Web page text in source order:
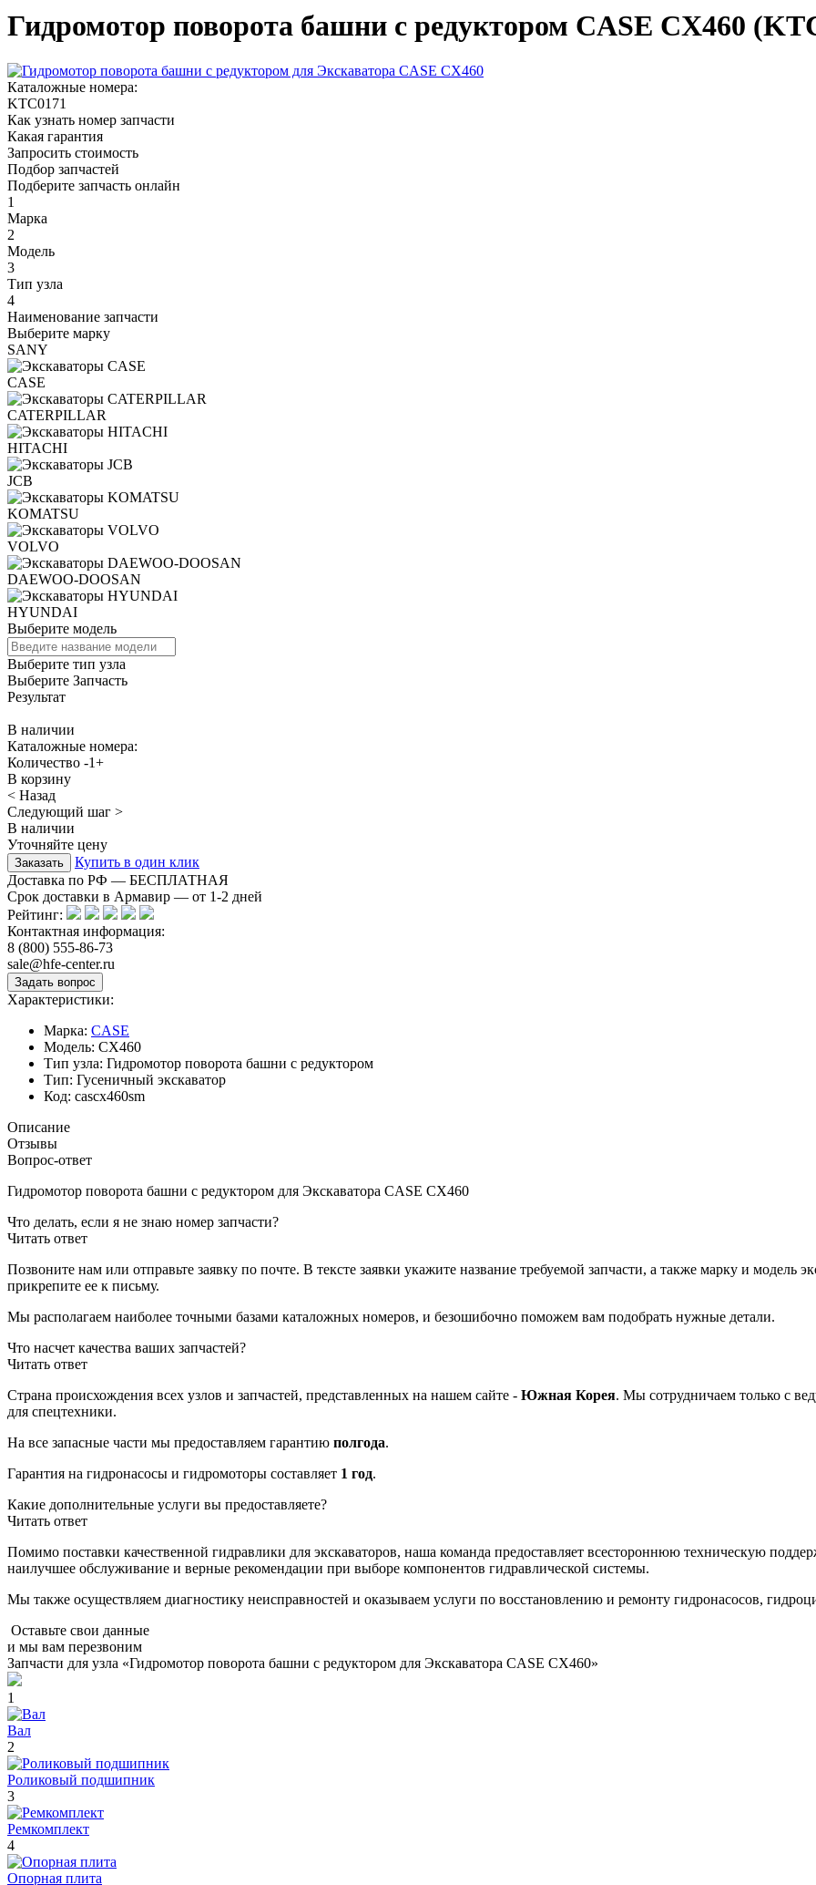
Гидромотор поворота башни с редуктором CASE CX460
Каталожные номера:
KTC0171
Как узнать номер запчасти
Какая гарантия
Запросить стоимость
Подбор запчастей
Подберите запчасть онлайн
1
Марка
2
Модель
3
Тип узла
4
Наименование запчасти
Выберите марку
SANY
CASE
CATERPILLAR
HITACHI
JCB
KOMATSU
VOLVO
DAEWOO-DOOSAN
HYUNDAI
Выберите модель
Выберите тип узла
Выберите Запчасть
Результат
В наличии
Каталожные номера:
Количество -1+
В корзину
< Назад
Следующий шаг >
В наличии
Уточняйте цену
Купить в один клик
Доставка по РФ — БЕСПЛАТНАЯ
Срок доставки в Армавир — от 1-2 дней
Рейтинг:
Контактная информация:
8 (800) 555-86-73
sale@hfe-center.ru
Характеристики:
Марка: CASE
Модель: CX460
Тип узла: Гидромотор поворота башни с редуктором
Тип: Гусеничный экскаватор
Код: cascx460sm
Описание
Отзывы
Вопрос-ответ
Гидромотор поворота башни с редуктором для Экскаватора CASE CX460
Что делать, если я не знаю номер запчасти?
Читать ответ
Позвоните нам или отправьте заявку по почте. В тексте заявки укажите название требуемой запчасти, а также марку и модель
прикрепите ее к письму.
Мы располагаем наиболее точными базами каталожных номеров, и безошибочно поможем вам подобрать нужные детали.
Что насчет качества ваших запчастей?
Читать ответ
Страна происхождения всех узлов и запчастей, представленных на нашем сайте - Южная Корея. Мы сотрудничаем только с
для спецтехники.
На все запасные части мы предоставляем гарантию полгода.
Гарантия на гидронасосы и гидромоторы составляет 1 год.
Какие дополнительные услуги вы предоставляете?
Читать ответ
Помимо поставки качественной гидравлики для экскаваторов, наша команда предоставляет всестороннюю техническую
наилучшее обслуживание и верные рекомендации при выборе компонентов гидравлической системы.
Мы также осуществляем диагностику неисправностей и оказываем услуги по восстановлению и ремонту гидронасосов,
Оставьте свои данные
и мы вам перезвоним
Запчасти для узла «Гидромотор поворота башни с редуктором для Экскаватора CASE CX460»
1
Вал
2
Роликовый подшипник
3
Ремкомплект
4
Опорная плита